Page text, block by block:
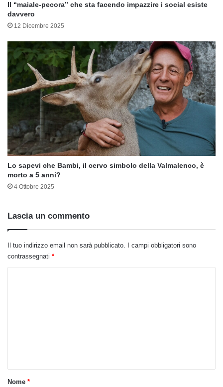
Il “maiale-pecora” che sta facendo impazzire i social esiste
davvero
12 Dicembre 2025
Lo sapevi che Bambi, il cervo simbolo della Valmalenco, è
morto a 5 anni?
4 Ottobre 2025
Lascia un commento
Il tuo indirizzo email non sarà pubblicato.
I campi obbligatori sono
contrassegnati *
oNome *